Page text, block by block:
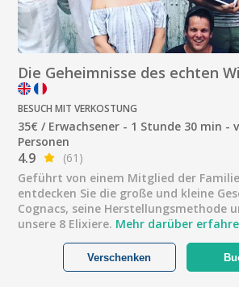
Die Geheimnisse des echten
BESUCH MIT VERKOSTUNG
35€ / Erwachsener - 1 Stunde 30 min -
Personen
4.9
(61)
Geführt von einem Mitglied der
entdecken Sie die große und kleine
Cognacs, seine Herstellungsmethode
unsere 8 Elixiere. Mehr darüber
Verschenken